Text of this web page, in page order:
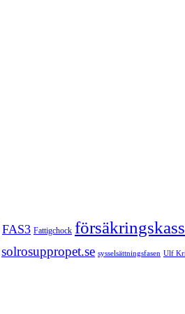
FAS3 Fattigchock
solrosuppropet.se sysselsättningsfasen Ulf